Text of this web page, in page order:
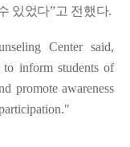
있었다”고 전했다.
Center said,
inform students of
promote awareness